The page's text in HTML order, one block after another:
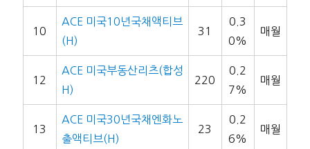
10
ACE 미국10년국채액티브
(H)
31
0.3
0%
매월
12
ACE 미국부동산리츠(합성
H)
220
0.2
7%
매월
13
ACE 미국30년국채엔화노
출액티브(H)
23
0.2
6%
매월